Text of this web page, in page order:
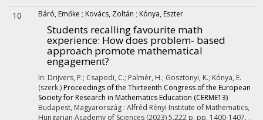
10 Báró, Emőke ; Kovács, Zoltán ; Kónya, Eszter
Students recalling favourite math
experience: How does problem- based
approach promote mathematical
engagement?
In: Drijvers, P.; Csapodi, C.; Palmér, H.; Gosztonyi, K.; Kónya, E.
(szerk.) Proceedings of the Thirteenth Congress of the European
Society for Research in Mathematics Education (CERME13)
Budapest, Magyarország : Alfréd Rényi Institute of Mathematics,
Hungarian Academy of Sciences (2023)5,222 p. pp. 1400-1407. ,